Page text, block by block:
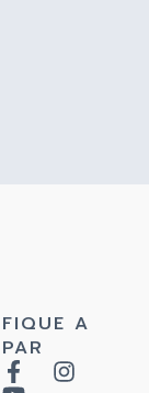
FIQUE A
PAR